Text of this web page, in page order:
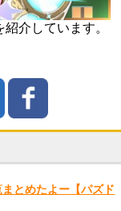
介しています。
とめたよー【パズド